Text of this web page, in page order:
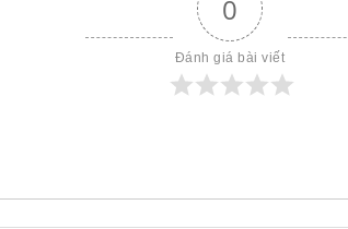
0
Đánh giá bài viết